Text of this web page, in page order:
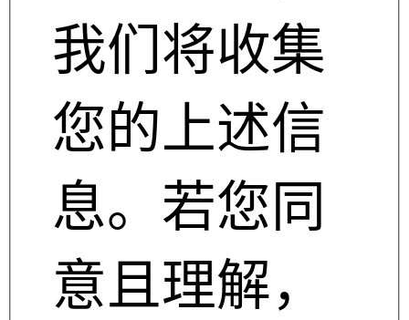
我们将收集
您的上述信
息。若您同
意且理解，